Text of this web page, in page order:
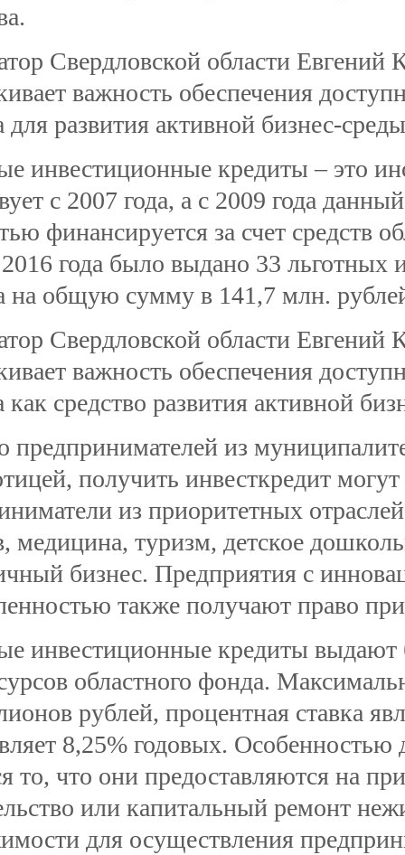
Свердловской области Евгений
важность обеспечения
для развития активной бизнес-
инвестиционные кредиты – это
с 2007 года, а с 2009 года
финансируется за счет средств
года было выдано 33 льготных
на общую сумму в 141,7 млн.
Свердловской области Евгений
важность обеспечения
как средство развития активной
из
получить инвесткредит
из приоритетных
медицина, туризм, детское
бизнес. Предприятия с
также получают право
инвестиционные кредиты выдают
областного фонда.
рублей, процентная ставка
8,25% годовых. Особенностью
то, что они предоставляются на
или капитальный ремонт
для осуществления